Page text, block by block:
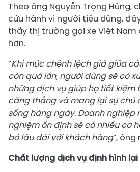
Theo ông Nguyễn Trọng Hùng,
cứu hành vi người tiêu dùng,
thấy thị trường gọi xe Việt
hơn.
“Khi mức chênh lệch giá giữa
còn quá lớn, người dùng sẽ có
những dịch vụ giúp họ tiết kiệm
căng thẳng và mang lại sự chủ
sống hàng ngày. Doanh nghiệp
nghiệm ổn định sẽ có nhiều cơ
bó lâu dài với khách hàng”, ông
Chất lượng dịch vụ định hình